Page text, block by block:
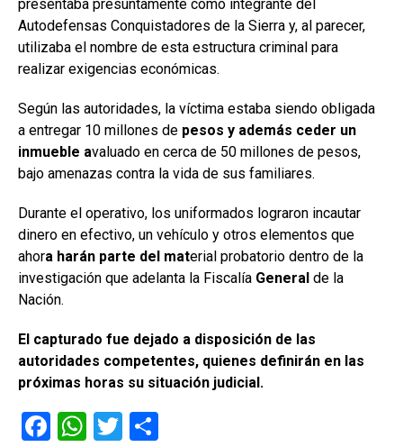
presentaba presuntamente como integrante del
Autodefensas Conquistadores de la Sierra y, al parecer,
utilizaba el nombre de esta estructura criminal para
realizar exigencias económicas.
Según las autoridades, la víctima estaba siendo obligada
a entregar 10 millones de pesos y además ceder un
inmueble avaluado en cerca de 50 millones de pesos,
bajo amenazas contra la vida de sus familiares.
Durante el operativo, los uniformados lograron incautar
dinero en efectivo, un vehículo y otros elementos que
ahora harán parte del material probatorio dentro de la
investigación que adelanta la Fiscalía General de la
Nación.
El capturado fue dejado a disposición de las
autoridades competentes, quienes definirán en las
próximas horas su situación judicial.
F
W
T